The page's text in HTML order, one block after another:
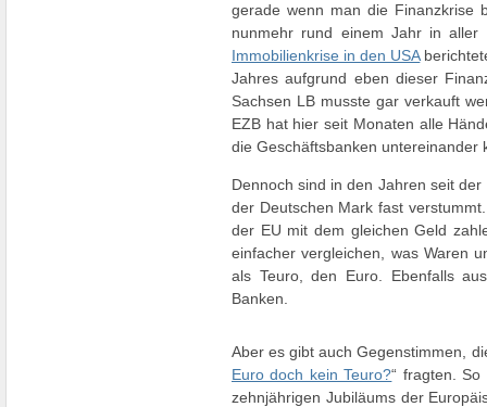
gerade wenn man die Finanzkrise
nunmehr rund einem Jahr in
Immobilienkrise in den USA
Jahres aufgrund eben dieser
Sachsen LB musste gar verkauft
EZB hat hier seit Monaten alle
die Geschäftsbanken untereinander
Dennoch sind in den Jahren seit
der Deutschen Mark fast
der EU mit dem gleichen Geld
einfacher vergleichen, was Waren
als Teuro, den Euro. Ebenfalls
Banken.
Aber es gibt auch Gegenstimmen,
Euro doch kein Teuro?“ fragten. So
zehnjährigen Jubiläums der